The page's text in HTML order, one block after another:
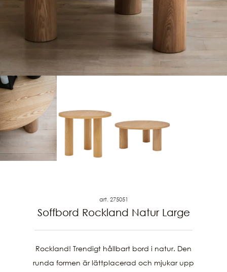
art. 275051
Soffbord Rockland Natur Large
Rockland! Trendigt hållbart bord i natur. Den
runda formen är lättplacerad och mjukar upp